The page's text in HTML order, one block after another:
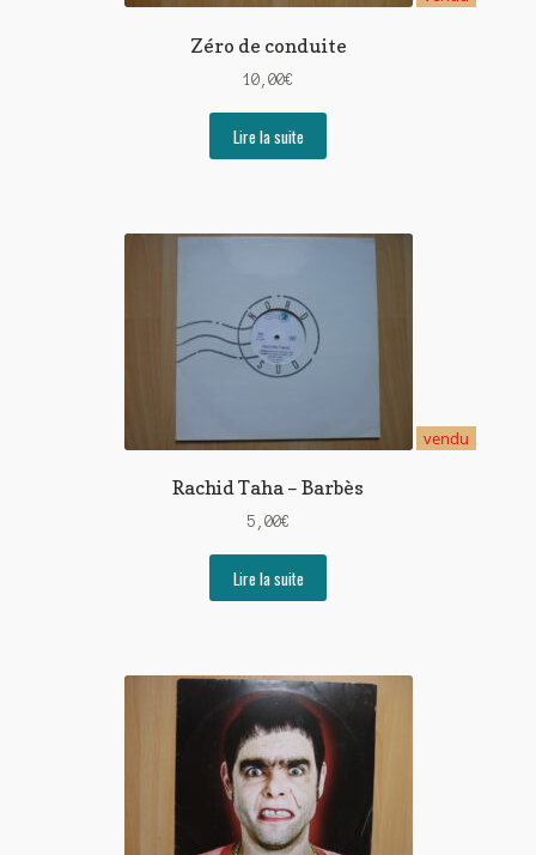
Zéro de conduite
10,00€
Lire la suite
vendu
Rachid Taha – Barbès
5,00€
Lire la suite